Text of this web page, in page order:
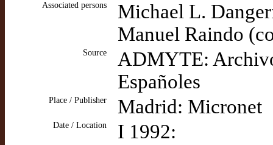
Associated persons
Michael L.
Manuel Raindo
Source
ADMYTE:
Españoles
Place / Publisher Madrid: Micronet
Date / Location I 1992: